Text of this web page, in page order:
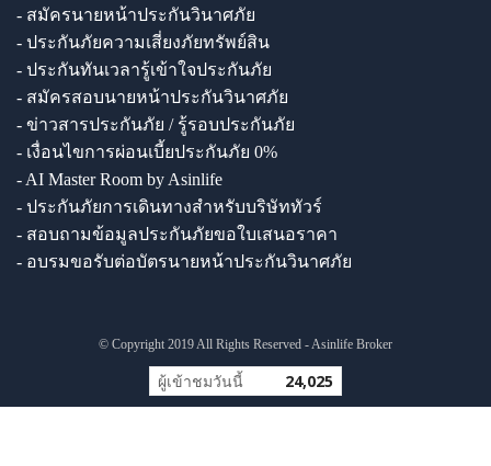
- สมัครนายหน้าประกันวินาศภัย
- ประกันภัยความเสี่ยงภัยทรัพย์สิน
- ประกันทันเวลารู้เข้าใจประกันภัย
- สมัครสอบนายหน้าประกันวินาศภัย
- ข่าวสารประกันภัย / รู้รอบประกันภัย
- เงื่อนไขการผ่อนเบี้ยประกันภัย 0%
- AI Master Room by Asinlife
- ประกันภัยการเดินทางสำหรับบริษัททัวร์
- สอบถามข้อมูลประกันภัยขอใบเสนอราคา
- อบรมขอรับต่อบัตรนายหน้าประกันวินาศภัย
© Copyright 2019 All Rights Reserved - Asinlife Broker
ผู้เข้าชมวันนี้ 24,025